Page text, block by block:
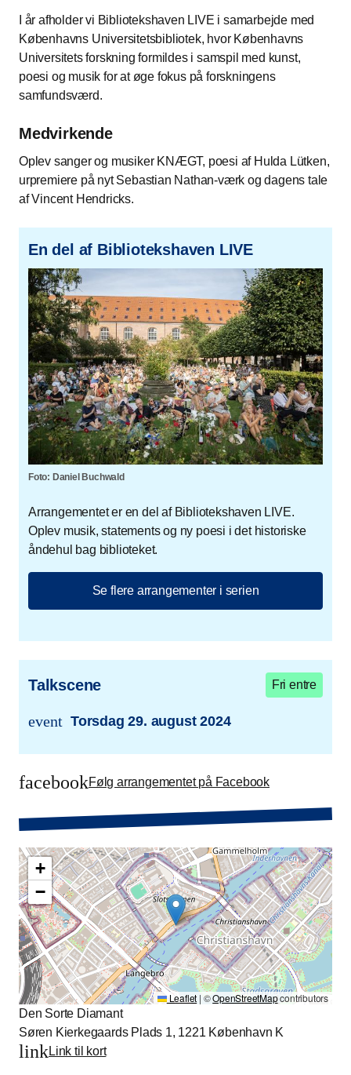
I år afholder vi Bibliotekshaven LIVE i samarbejde med
Københavns Universitetsbibliotek, hvor Københavns
Universitets forskning formildes i samspil med kunst,
poesi og musik for at øge fokus på forskningens
samfundsværd.
Medvirkende
Oplev sanger og musiker KNÆGT, poesi af Hulda Lütken,
urpremiere på nyt Sebastian Nathan-værk og dagens tale
af Vincent Hendricks.
En del af Bibliotekshaven LIVE
Foto: Daniel Buchwald
Arrangementet er en del af Bibliotekshaven LIVE.
Oplev musik, statements og ny poesi i det historiske
åndehul bag biblioteket.
Se flere arrangementer i serien
Talkscene Fri entre
event
trans.event.date
Torsdag 29. august 2024
facebookFølg arrangementet på Facebook
+
−
Leaflet | ©OpenStreetMapcontributors
Den Sorte Diamant
Søren Kierkegaards Plads 1, 1221 København K
linkLink til kort